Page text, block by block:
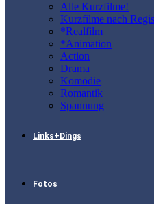
Alle Kurzfilme!
Kurzfilme nach
*Realfilm
*Animation
Action
Drama
Komödie
Romantik
Spannung
Links+Dings
Fotos